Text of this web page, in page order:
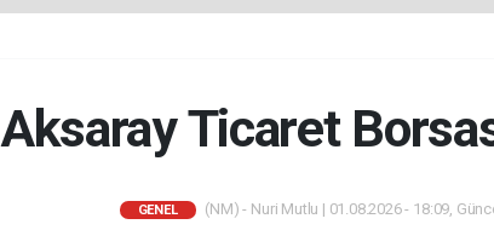
Aksaray Ticaret
GENEL (NM) - Nuri Mutlu | 01.08.2026 - 18:09,